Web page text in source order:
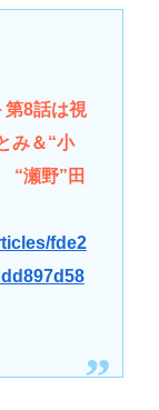
第8話は視
み＆“小
“瀬野”田
fde2